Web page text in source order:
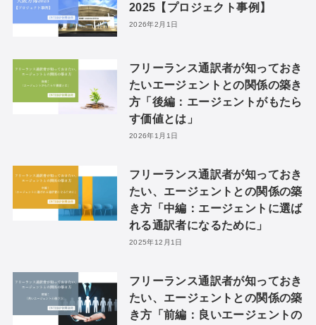
2025【プロジェクト事例】
2026年2月1日
フリーランス通訳者が知っておき
たいエージェントとの関係の築き
方「後編：エージェントがもたら
す価値とは」
2026年1月1日
フリーランス通訳者が知っておき
たい、エージェントとの関係の築
き方「中編：エージェントに選ば
れる通訳者になるために」
2025年12月1日
フリーランス通訳者が知っておき
たい、エージェントとの関係の築
き方「前編：良いエージェントの